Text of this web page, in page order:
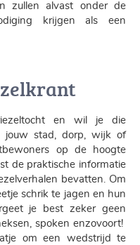
zullen alvast onder de
krijgen als een
en wil je die
jouw stad, dorp, wijk of
op de hoogte
de praktische informatie
bevatten. Om
schrik te jagen en hun
je best zeker geen
spoken enzovoort!
om een wedstrijd te